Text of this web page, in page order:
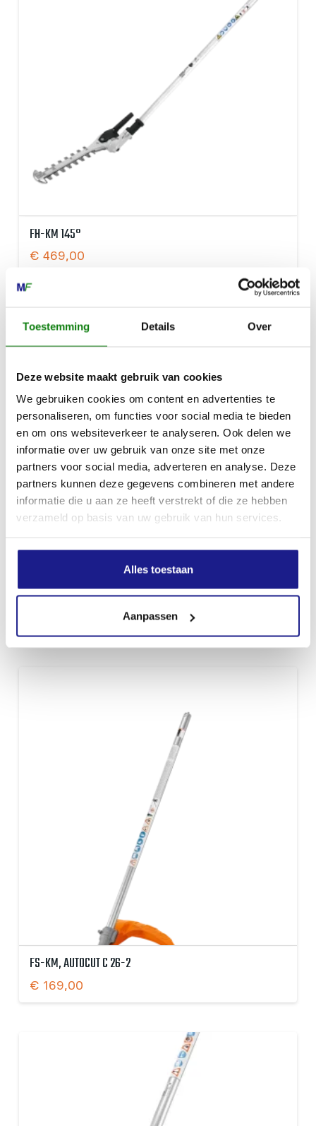
Toestemming Details Over
Deze website maakt gebruik van cookies
We gebruiken cookies om content en advertenties te
personaliseren, om functies voor social media te bieden
en om ons websiteverkeer te analyseren. Ook delen we
informatie over uw gebruik van onze site met onze
partners voor social media, adverteren en analyse. Deze
partners kunnen deze gegevens combineren met andere
informatie die u aan ze heeft verstrekt of die ze hebben
verzameld op basis van uw gebruik van hun services.
Alles toestaan
Aanpassen
FH-KM 145°
€ 469,00
FS-KM GSB 230-2
FS-KM, AUTOCUT C 26-2
€ 169,00